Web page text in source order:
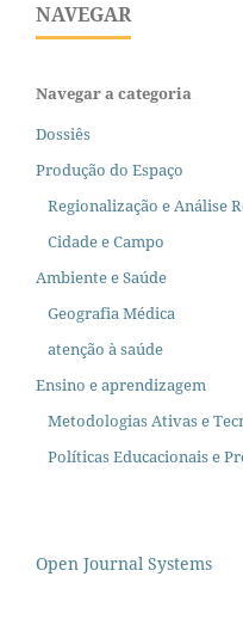
NAVEGAR
Navegar a categoria
Dossiês
Produção do Espaço
Regionalização e Análise
Cidade e Campo
Ambiente e Saúde
Geografia Médica
atenção à saúde
Ensino e aprendizagem
Metodologias Ativas e
Políticas Educacionais e
Open Journal Systems